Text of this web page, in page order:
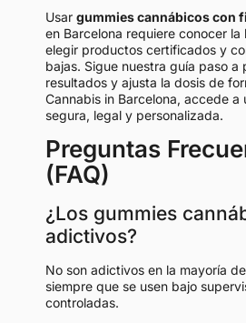
Usar gummies cannábicos con
en Barcelona requiere conocer la
elegir productos certificados y
bajas. Sigue nuestra guía paso a
resultados y ajusta la dosis de
Cannabis in Barcelona, accede a
segura, legal y personalizada.
Preguntas
(FAQ)
¿Los gummies
adictivos?
No son adictivos en la mayoría
siempre que se usen bajo
controladas.